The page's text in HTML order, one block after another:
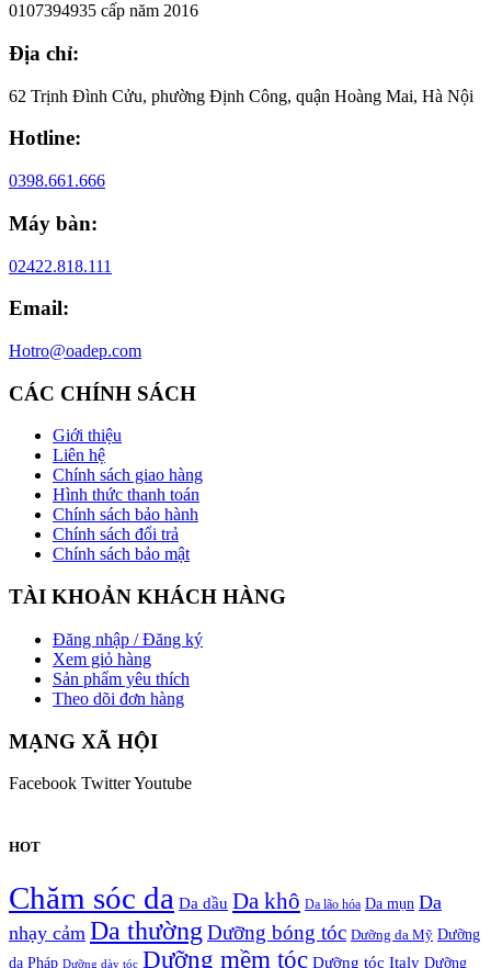
0107394935 cấp năm 2016
Địa chỉ:
62 Trịnh Đình Cửu, phường Định Công, quận Hoàng Mai, Hà Nội
Hotline:
0398.661.666
Máy bàn:
02422.818.111
Email:
Hotro@oadep.com
CÁC CHÍNH SÁCH
Giới thiệu
Liên hệ
Chính sách giao hàng
Hình thức thanh toán
Chính sách bảo hành
Chính sách đổi trả
Chính sách bảo mật
TÀI KHOẢN KHÁCH HÀNG
Đăng nhập / Đăng ký
Xem giỏ hàng
Sản phẩm yêu thích
Theo dõi đơn hàng
MẠNG XÃ HỘI
Facebook TwitterYoutube
HOT
Chăm sóc da Da dầu Da khô Da lão hóa Da mụn Da
nhạy cảm Da thường Dưỡng bóng tóc Dưỡng da Mỹ Dưỡng
da Pháp Dưỡng dày tóc Dưỡng mềm tóc Dưỡng tóc Italy Dưỡng